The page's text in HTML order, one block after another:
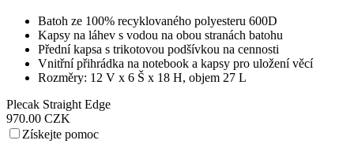
Batoh ze 100% recyklovaného polyesteru 600D
Kapsy na láhev s vodou na obou stranách batohu
Přední kapsa s trikotovou podšívkou na cennosti
Vnitřní přihrádka na notebook a kapsy pro uložení věcí
Rozměry: 12 V x 6 Š x 18 H, objem 27 L
Plecak Straight Edge
970.00 CZK
Získejte pomoc